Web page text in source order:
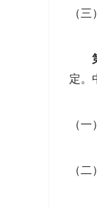
（
定。
（
（